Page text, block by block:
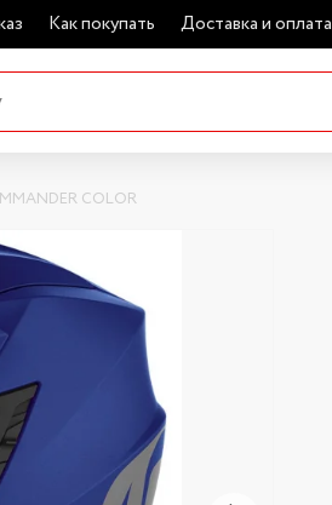
Как покупать Доставка и оплата
COLOR